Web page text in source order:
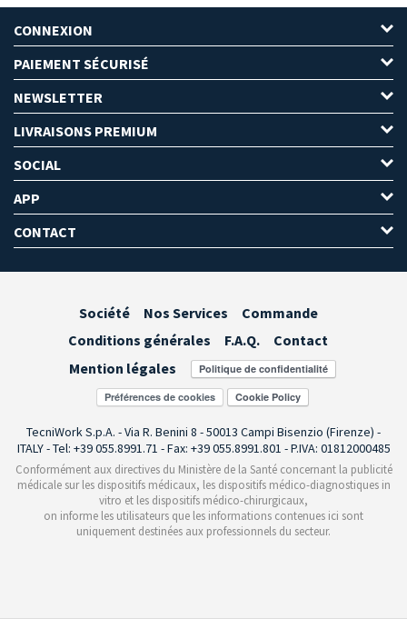
CONNEXION
PAIEMENT SÉCURISÉ
NEWSLETTER
LIVRAISONS PREMIUM
SOCIAL
APP
CONTACT
Société Nos Services
Commande
Conditions générales
F.A.Q.
Contact
Mention légales
Préférences de cookies
TecniWork S.p.A. - Via R. Benini 8 - 50013 Campi Bisenzio (Firenze) -
ITALY - Tel: +39 055.8991.71 - Fax: +39 055.8991.801 - P.IVA: 01812000485
Conformément aux directives du Ministère de la Santé concernant la publicité
médicale sur les dispositifs médicaux, les dispositifs médico-diagnostiques in
vitro et les dispositifs médico-chirurgicaux,
on informe les utilisateurs que les informations contenues ici sont
uniquement destinées aux professionnels du secteur.